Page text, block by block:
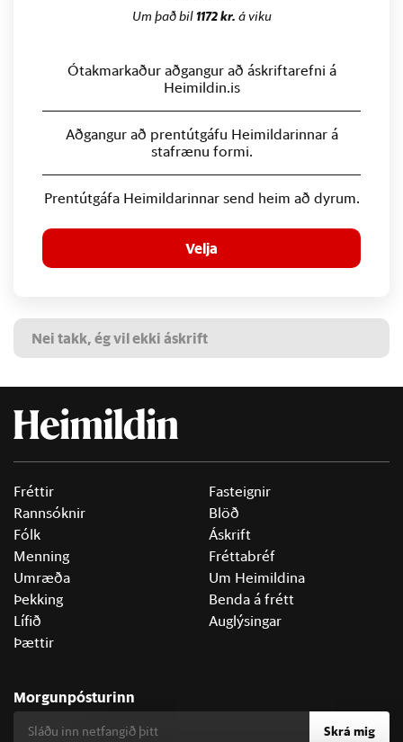
Um það bil1172 kr. á viku
Ótakmarkaður aðgangur að áskriftarefni á
Heimildin.is
Aðgangur að prentútgáfu Heimildarinnar á
stafrænu formi.
Prentútgáfa Heimildarinnar send heim að dyrum.
Velja
Nei takk, ég vil ekki áskrift
Fréttir
Rannsóknir
Fólk
Menning
Umræða
Þekking
Lífið
Þættir
Fasteignir
Blöð
Áskrift
Fréttabréf
Um Heimildina
Benda á frétt
Auglýsingar
Morgunpósturinn
Skrá mig